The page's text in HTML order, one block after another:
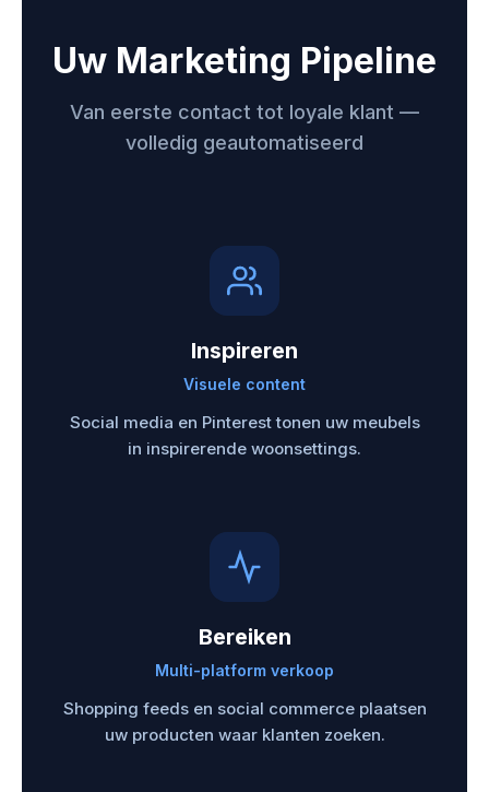
Uw Marketing Pipeline
Van eerste contact tot loyale klant —
volledig geautomatiseerd
Inspireren
Visuele content
Social media en Pinterest tonen uw meubels
in inspirerende woonsettings.
Bereiken
Multi-platform verkoop
Shopping feeds en social commerce plaatsen
uw producten waar klanten zoeken.